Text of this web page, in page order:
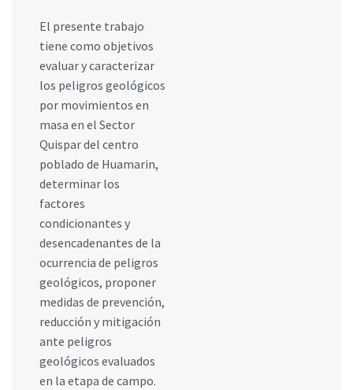
El presente trabajo
tiene como objetivos
evaluar y caracterizar
los peligros geológicos
por movimientos en
masa en el Sector
Quispar del centro
poblado de Huamarin,
determinar los
factores
condicionantes y
desencadenantes de la
ocurrencia de peligros
geológicos, proponer
medidas de prevención,
reducción y mitigación
ante peligros
geológicos evaluados
en la etapa de campo.